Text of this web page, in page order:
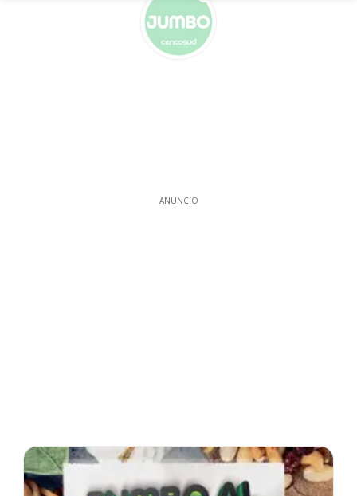
ANUNCIO